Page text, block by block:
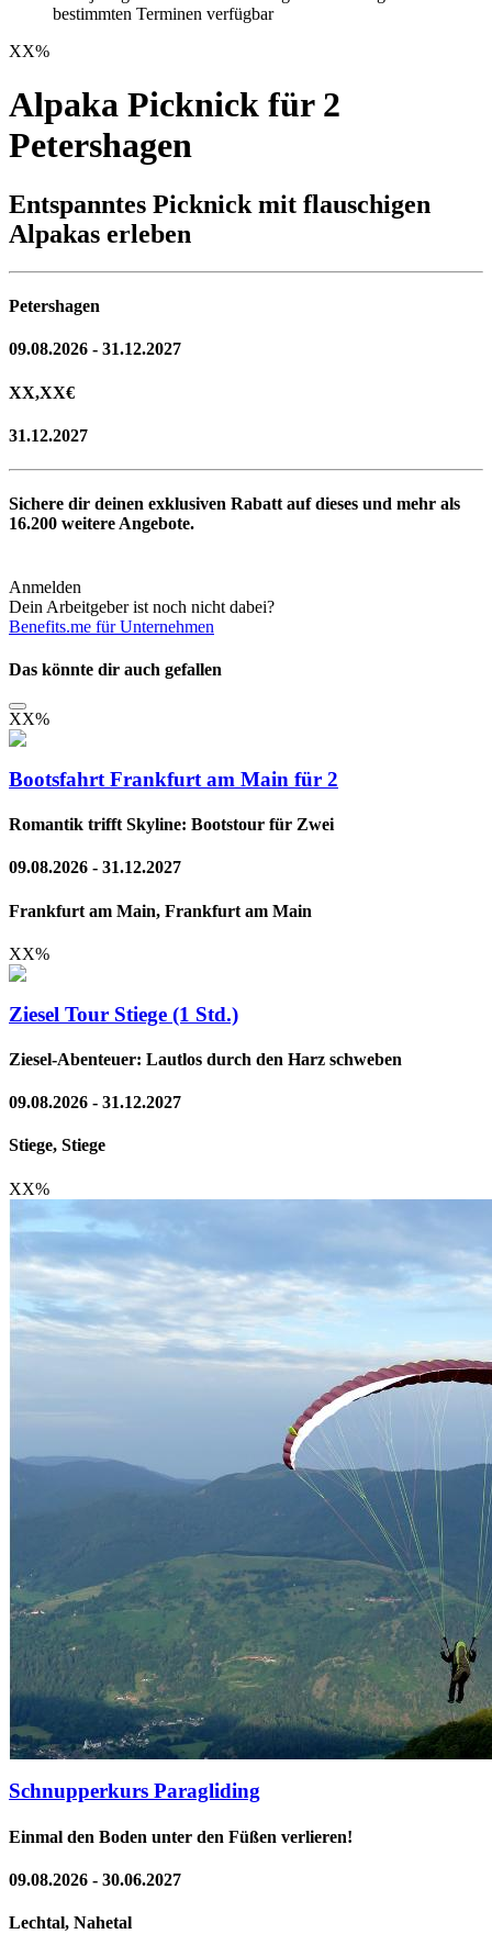
bestimmten Terminen verfügbar
XX%
Alpaka Picknick für 2
Petershagen
Entspanntes Picknick mit flauschigen
Alpakas erleben
Petershagen
09.08.2026 - 31.12.2027
XX,XX€
31.12.2027
Sichere dir deinen exklusiven Rabatt auf dieses und mehr als
16.200 weitere Angebote.
Anmelden
Dein Arbeitgeber ist noch nicht dabei?
Benefits.me für Unternehmen
Das könnte dir auch gefallen
XX%
Bootsfahrt Frankfurt am Main für 2
Romantik trifft Skyline: Bootstour für Zwei
09.08.2026 - 31.12.2027
Frankfurt am Main, Frankfurt am Main
XX%
Ziesel Tour Stiege (1 Std.)
Ziesel-Abenteuer: Lautlos durch den Harz schweben
09.08.2026 - 31.12.2027
Stiege, Stiege
XX%
Schnupperkurs Paragliding
Einmal den Boden unter den Füßen verlieren!
09.08.2026 - 30.06.2027
Lechtal, Nahetal